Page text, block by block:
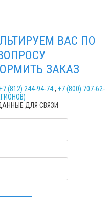
ВАС ПО
ЗАКАЗ
(812) 244-94-74, +7 (800) 707-62-
ДЛЯ СВЯЗИ